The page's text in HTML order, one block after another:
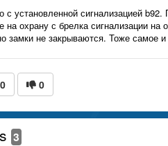
с установленной сигнализацией
на охрану с брелка сигнализации
замки не закрываются. Тоже самое
0 0
3